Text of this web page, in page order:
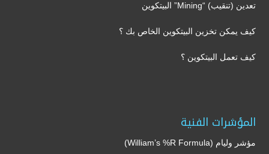
تعدين (تنقيب) “Mining” البيتكوين
كيف يمكن تخزين البيتكوين الخاص بك ؟
كيف تعمل البيتكوين ؟
المؤشرات الفنية
مؤشر وليام (William’s %R Formula)